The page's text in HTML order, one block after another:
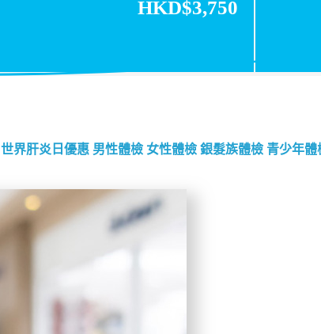
HKD$3,750
世界肝炎日優惠 男性體檢 女性體檢 銀髮族體檢 青少年體